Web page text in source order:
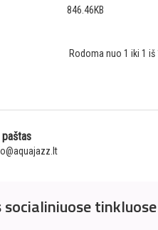
846.46KB
Rodoma nuo 1 iki 1 iš
paštas
socialiniuose tinkluose